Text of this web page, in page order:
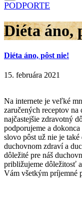
PODPORTE
Diéta áno,
Diéta áno, pôst nie!
15. februára 2021
Na internete je veľké
zaručených receptov
najčastejšie zdravotný
podporujeme a
slovo pôst už nie je
duchovnom zdraví a
dôležité pre náš
približujeme dôležitosť
Vám všetkým príjemné